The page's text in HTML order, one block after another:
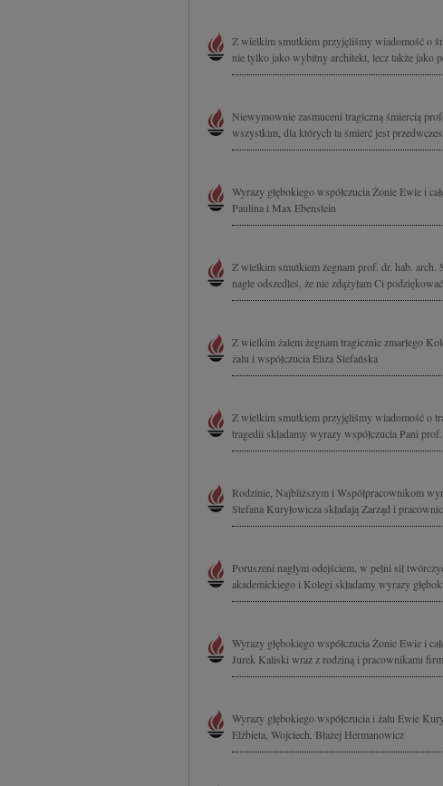
Z wielkim smutkiem przyjęliśmy wiadomość o
nie tylko jako wybitny architekt, lecz także jako
Niewymownie zasmuceni tragiczną śmiercią
wszystkim, dla których ta śmierć jest
Wyrazy głębokiego współczucia Żonie Ewie i
Paulina i Max Ebenstein
Z wielkim smutkiem żegnam prof. dr. hab. arch.
nagle odszedłeś, że nie zdążyłam Ci
Z wielkim żalem żegnam tragicznie zmarłego
żalu i współczucia Eliza Stefańska
Z wielkim smutkiem przyjęliśmy wiadomość o
tragedii składamy wyrazy współczucia Pani
Rodzinie, Najbliższym i Współpracownikom
Stefana Kuryłowicza składają Zarząd i
Poruszeni nagłym odejściem, w pełni sił
akademickiego i Kolegi składamy wyrazy
Wyrazy głębokiego współczucia Żonie Ewie i
Jurek Kaliski wraz z rodziną i pracownikami
Wyrazy głębokiego współczucia i żalu Ewie
Elżbieta, Wojciech, Błażej Hermanowicz